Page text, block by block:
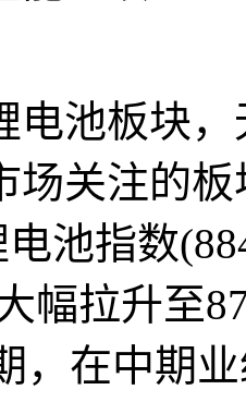
电池板块
场关注的
池指数
幅拉升至
，在中期